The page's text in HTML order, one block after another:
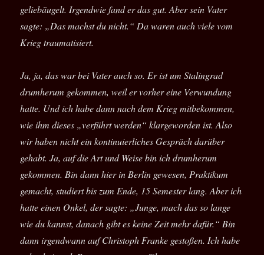
geliebäugelt. Irgendwie fand er das gut. Aber sein Vater
sagte: „Das machst du nicht.“ Da waren auch viele vom
Krieg traumatisiert.
Ja, ja, das war bei Vater auch so. Er ist um Stalingrad
drumherum gekommen, weil er vorher eine Verwundung
hatte. Und ich habe dann nach dem Krieg mitbekommen,
wie ihm dieses „verführt werden“ klargeworden ist. Also
wir haben nicht ein kontinuierliches Gespräch darüber
gehabt. Ja, auf die Art und Weise bin ich drumherum
gekommen. Bin dann hier in Berlin gewesen, Praktikum
gemacht, studiert bis zum Ende, 15 Semester lang. Aber ich
hatte einen Onkel, der sagte: „Junge, mach das so lange
wie du kannst, danach gibt es keine Zeit mehr dafür.“ Bin
dann irgendwann auf Christoph Franke gestoßen. Ich habe